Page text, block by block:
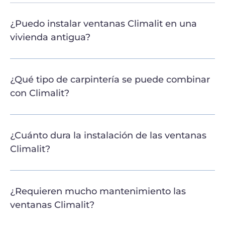
¿Puedo instalar ventanas Climalit en una
vivienda antigua?
¿Qué tipo de carpintería se puede combinar
con Climalit?
¿Cuánto dura la instalación de las ventanas
Climalit?
¿Requieren mucho mantenimiento las
ventanas Climalit?